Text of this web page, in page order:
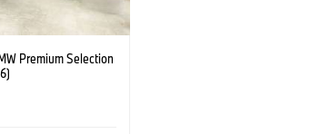
Premium Selection